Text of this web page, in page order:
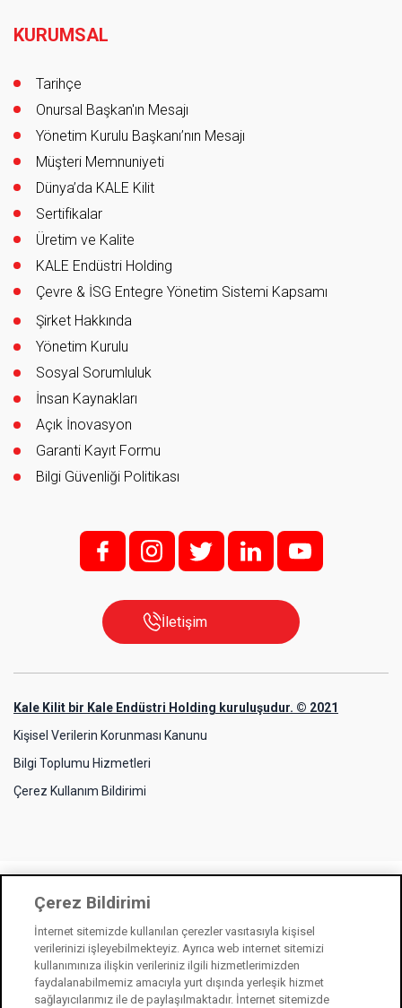
KURUMSAL
Tarihçe
Onursal Başkan'ın Mesajı
Yönetim Kurulu Başkanı’nın Mesajı
Müşteri Memnuniyeti
Dünya’da KALE Kilit
Sertifikalar
Üretim ve Kalite
KALE Endüstri Holding
Çevre & İSG Entegre Yönetim Sistemi Kapsamı
Şirket Hakkında
Yönetim Kurulu
Sosyal Sorumluluk
İnsan Kaynakları
Açık İnovasyon
Garanti Kayıt Formu
Bilgi Güvenliği Politikası
f; i; t l y
İletişim
Kale Kilit bir Kale Endüstri Holding kuruluşudur. © 2021
Kişisel Verilerin Korunması Kanunu
Bilgi Toplumu Hizmetleri
Çerez Kullanım Bildirimi
Çerez Bildirimi
İnternet sitemizde kullanılan çerezler vasıtasıyla kişisel
verilerinizi işleyebilmekteyiz. Ayrıca web internet sitemizi
kullanımınıza ilişkin verileriniz ilgili hizmetlerimizden
faydalanabilmemiz amacıyla yurt dışında yerleşik hizmet
sağlayıcılarımız ile de paylaşılmaktadır. İnternet sitemizde